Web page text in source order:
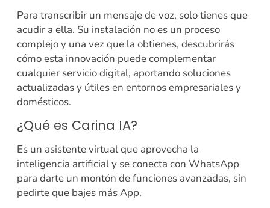
Para transcribir un mensaje de voz, solo tienes que
acudir a ella. Su instalación no es un proceso
complejo y una vez que la obtienes, descubrirás
cómo esta innovación puede complementar
cualquier servicio digital, aportando soluciones
actualizadas y útiles en entornos empresariales y
domésticos.
¿Qué es Carina IA?
Es un asistente virtual que aprovecha la
inteligencia artificial y se conecta con WhatsApp
para darte un montón de funciones avanzadas, sin
pedirte que bajes más App.